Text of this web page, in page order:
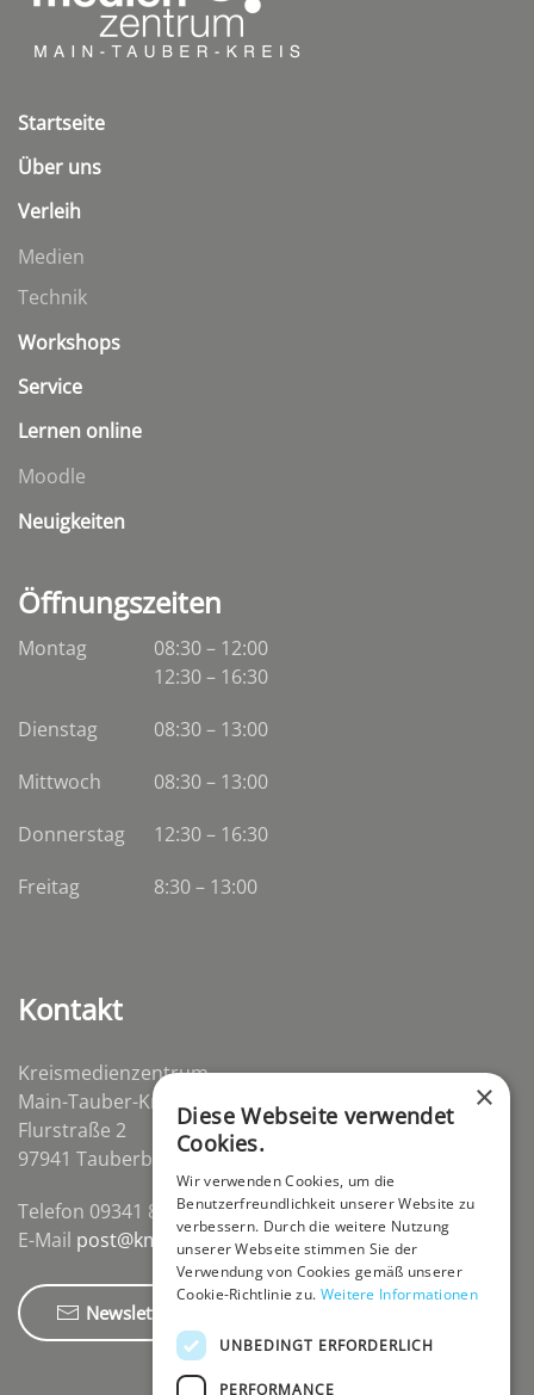
Startseite
Über uns
Verleih
Medien
Technik
Workshops
Service
Lernen online
Moodle
Neuigkeiten
Öffnungszeiten
Montag
08:30 – 12:00
12:30 – 16:30
Dienstag
08:30– 13:00
Mittwoch
08:30– 13:00
Donnerstag
12:30 – 16:30
Freitag
8:30 – 13:00
Kontakt
Kreismedienzentrum
Main-Tauber-Kreis
Flurstraße 2
97941 Tauberbischofsheim-Distelhausen
Telefon 09341 84670
E-Mail post@kmz-tbb.de
Newsletter
×
Diese Webseite verwendet
Cookies.
Wir verwenden Cookies, um die
Benutzerfreundlichkeit unserer Website zu
verbessern. Durch die weitere Nutzung
unserer Webseite stimmen Sie der
Verwendung von Cookies gemäß unserer
Cookie-Richtlinie zu. Weitere Informationen
UNBEDINGT ERFORDERLICH
PERFORMANCE